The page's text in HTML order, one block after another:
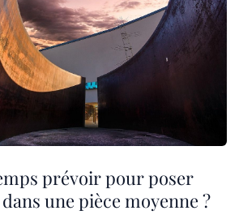
prévoir pour poser
une pièce moyenne ?